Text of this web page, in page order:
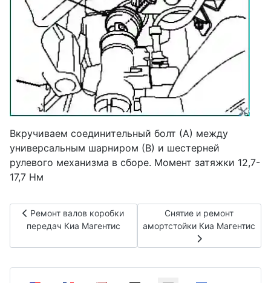
Вкручиваем соединительный болт (А) между
универсальным шарниром (В) и шестерней
рулевого механизма в сборе. Момент затяжки 12,7-
17,7 Нм
Предыдущий: Ремонт валов коробки передач Киа
Ремонт валов коробки
передач Киа Магентис
Следующий: Снятие и
Снятие и ремонт
амортстойки Киа Магентис